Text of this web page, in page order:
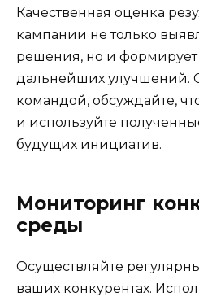
Качественная оценка
кампании не только
решения, но и формирует
дальнейших улучшений.
командой, обсуждайте,
и используйте
будущих инициатив.
Мониторинг
среды
Осуществляйте
ваших конкурентах.